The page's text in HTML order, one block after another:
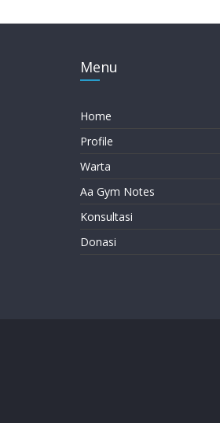
Menu
Home
Profile
Warta
Aa Gym Notes
Konsultasi
Donasi